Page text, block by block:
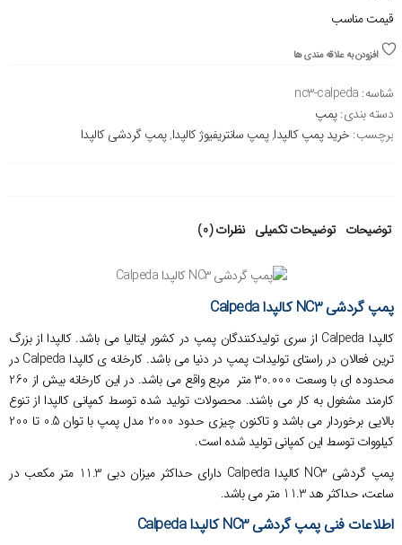
قیمت مناسب
افزودن به علاقه مندی ها
شناسه: nc3-calpeda
دسته بندی:پمپ
برچسب: خرید پمپ کالپدا,پمپ سانتریفیوژ کالپدا,پمپ گردشی کالپدا
توضیحات توضیحات تکمیلی نظرات (0)
پمپ گردشی NC3 کالپدا Calpeda
کالپدا Calpeda از سری تولیدکنندگان پمپ در کشور ایتالیا می باشد. کالپدا از بزرگ
ترین فعالان در راستای تولیدات پمپ در دنیا می باشد. کارخانه ی کالپدا Calpeda در
محدوده ای با وسعت 30.000 متر مربع واقع می باشد. در این کارخانه بیش از 260
کارمند مشغول به کار می باشند. محصولات تولید شده توسط کمپانی کالپدا از تنوع
بالایی برخوردار می باشد و تاکنون چیزی حدود 2000 مدل پمپ با توان 0.5 تا 200
کیلووات توسط این کمپانی تولید شده است.
پمپ گردشی NC3 کالپدا Calpeda دارای حداکثر میزان دبی 11.3 متر مکعب در
ساعت، حداکثر هد 11.3 متر می باشد.
اطلاعات فنی پمپ گردشی NC3 کالپدا Calpeda